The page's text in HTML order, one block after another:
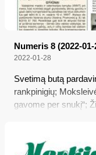
Numeris 8 (2022-
2022-01-28
Svetimą butą
rankpinigių;
gavome per snukį“;